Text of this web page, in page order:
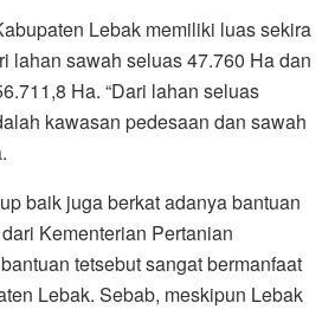
Lebak memiliki luas sekira
lahan sawah seluas 47.760 Ha dan
Ha. “Dari lahan seluas
kawasan pedesaan dan sawah
baik juga berkat adanya bantuan
Kementerian Pertanian
tetsebut sangat bermanfaat
Lebak. Sebab, meskipun Lebak